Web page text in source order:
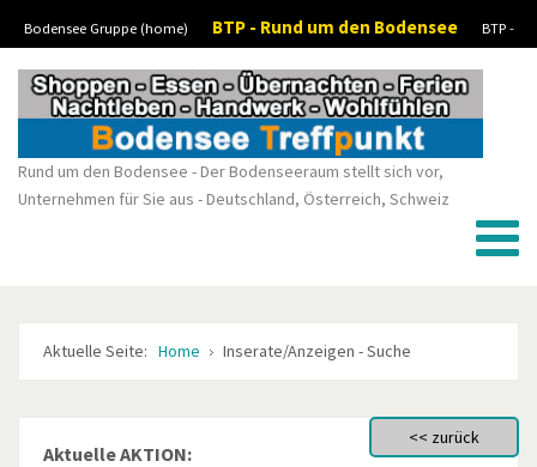
Bodensee Gruppe (home) BTP - Rund um den Bodensee
BTP -
Kleinanzeigen
Rund um den Bodensee - Der Bodenseeraum stellt sich vor,
Unternehmen für Sie aus - Deutschland, Österreich, Schweiz
Aktuelle Seite: Home Inserate/Anzeigen - Suche
Aktuelle AKTION: